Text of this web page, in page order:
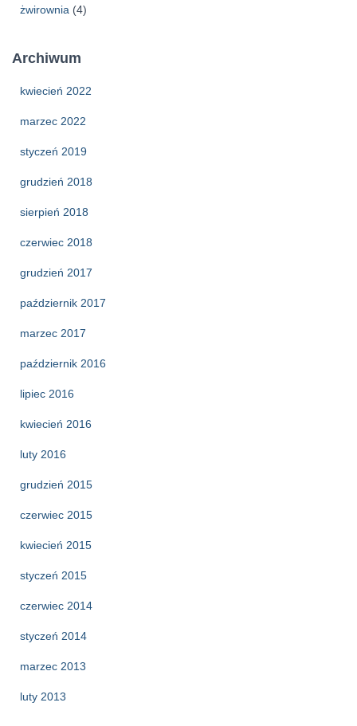
żwirownia (4)
Archiwum
kwiecień 2022
marzec 2022
styczeń 2019
grudzień 2018
sierpień 2018
czerwiec 2018
grudzień 2017
październik 2017
marzec 2017
październik 2016
lipiec 2016
kwiecień 2016
luty 2016
grudzień 2015
czerwiec 2015
kwiecień 2015
styczeń 2015
czerwiec 2014
styczeń 2014
marzec 2013
luty 2013